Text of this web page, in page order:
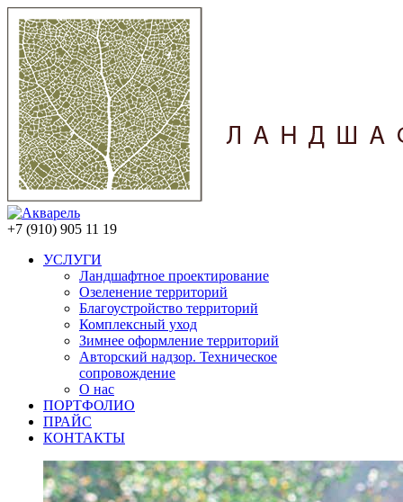
+7 (910) 905 11 19
УСЛУГИ
Ландшафтное проектирование
Озеленение территорий
Благоустройство территорий
Комплексный уход
Зимнее оформление территорий
Авторский надзор. Техническое
сопровождение
О нас
ПОРТФОЛИО
ПРАЙС
КОНТАКТЫ